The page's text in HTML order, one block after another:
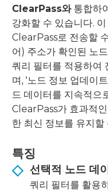
ClearPass와통합하
강화할 수 있습니다.
ClearPass로 전송할
어) 주소가 확인된 노
쿼리 필터를 적용하여
며, '노드 정보 업데이
드 데이터를 지속적으
ClearPass가 효과적
한 최신 정보를 유지할
특징
선택적 노드 데
쿼리 필터를 활용